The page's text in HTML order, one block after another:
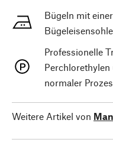
Bügeln mit
Professionelle
normaler
Weitere Artikel von